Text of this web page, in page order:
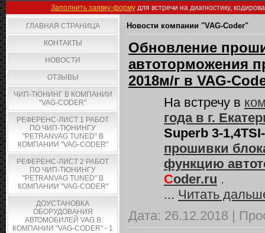
Заполнить заявку-формудля встречи на диагностику,
ГЛАВНАЯ СТРАНИЦА
КОНТАКТЫ
НОВОСТИ
ОТЗЫВЫ
ЧИП-ТЮНИНГ В КОМПАНИИ
"VAG-CODER"
РЕФЕРЕНС-ЛИСТ 1 РАБОТ
ПО ЧИП-ТЮНИНГУ
"PETRANVAG TUNED" В
КОМПАНИИ "VAG-CODER"
РЕФЕРЕНС-ЛИСТ 2 РАБОТ
ПО ЧИП-ТЮНИНГУ
"PETRANVAG TUNED" В
КОМПАНИИ "VAG-CODER"
ДОУСТАНОВКА
ОБОРУДОВАНИЯ
АВТОМОБИЛЕЙ VAG В
КОМПАНИИ "VAG-CODER" - 1
Новости компании "VAG-Coder"
Обновление
автоторможения
2018м/г в VAG-
На встречу в
года в г.
Superb 3-
прошивки
функцию
Coder.ru .
... Читать
Дата: 26.12.2018 |